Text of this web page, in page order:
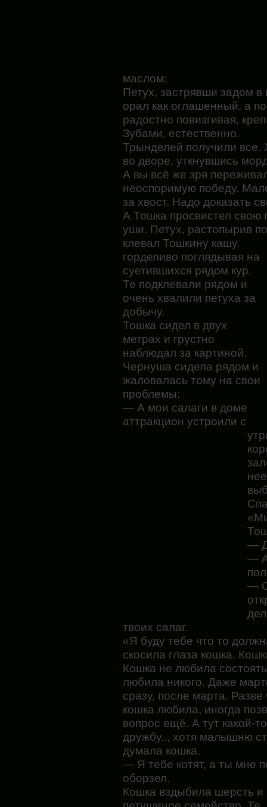
маслом:
Петух, застрявши задом
орал как оглашенный, а
радостно повизгивая,
Зубами, естественно.
Трынделей получили все.
во дворе, уткнувшись
А вы всё же зря
неоспоримую победу.
за хвост. Надо доказать
А Тошка просвистел свою
уши. Петух, растопырив
клевал Тошкину кашу,
горделиво поглядывая на
суетившихся рядом кур.
Те подклевали рядом и
очень хвалили петуха за
добычу.
Тошка сидел в двух
метрах и грустно
наблюдал за картиной.
Чернуша сидела рядом и
жаловалась тому на свои
проблемы:
— А мои салаги в доме
аттракцион устроили с
—
—
—
твоих салаг.
«Я буду тебе что то
скосила глаза кошка.
Кошка не любила
любила никого. Даже
сразу, после марта.
кошка любила, иногда
вопрос ещё. А тут какой-
дружбу.., хотя малышню
думала кошка.
— Я тебе котят, а ты мне
оборзел.
Кошка вздыбила шерсть и